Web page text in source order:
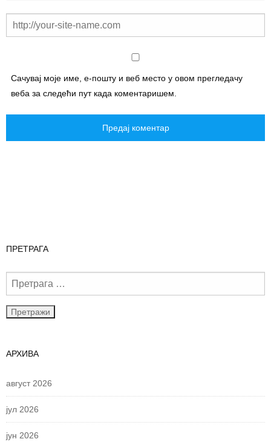
Сачувај моје име, е-пошту и веб место у овом прегледачу
веба за следећи пут када коментаришем.
ПРЕТРАГА
АРХИВА
август 2026
јул 2026
јун 2026